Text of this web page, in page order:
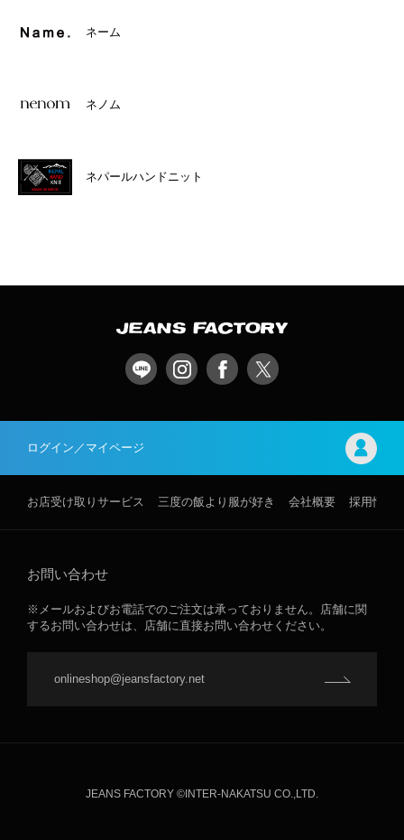
ネーム
ネノム
ネパールハンドニット
ログイン／マイページ
お店受け取りサービス 三度の飯より服が好き 会社概要 採用情報
お問い合わせ
※メールおよびお電話でのご注文は承っておりません。店舗に関
するお問い合わせは、店舗に直接お問い合わせください。
onlineshop@jeansfactory.net
JEANS FACTORY ©INTER-NAKATSU CO.,LTD.